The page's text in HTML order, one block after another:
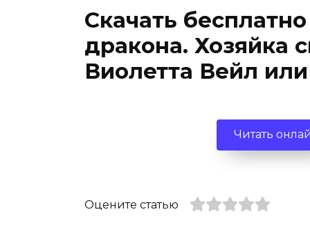
Скачать
дракона. Хозяйка
Виолетта Вейл
Читать
Оцените статью